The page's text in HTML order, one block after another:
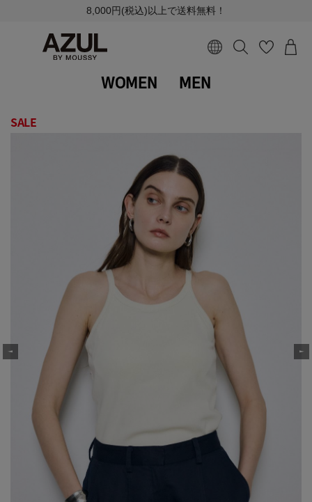
8,000円(税込)以上で送料無料！
WOMEN MEN
SALE